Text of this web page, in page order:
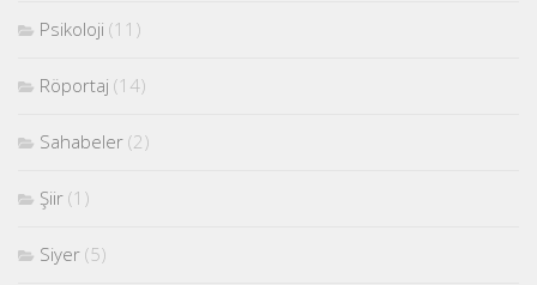
Psikoloji (11)
Röportaj (14)
Sahabeler (2)
Şiir (1)
Siyer (5)